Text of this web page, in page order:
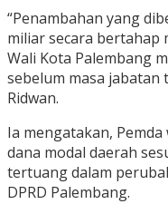
“Penambahan yang
miliar secara bertahap
Wali Kota Palembang
sebelum masa jabatan
Ridwan.
Ia mengatakan,
dana modal daerah
tertuang dalam
DPRD Palembang.